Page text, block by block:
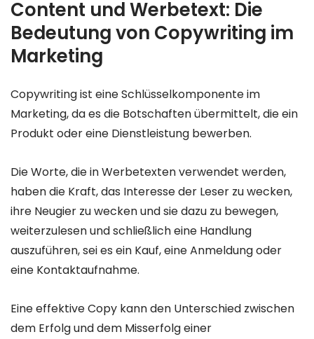
Content und Werbetext: Die
Bedeutung von Copywriting im
Marketing
Copywriting ist eine Schlüsselkomponente im
Marketing, da es die Botschaften übermittelt, die ein
Produkt oder eine Dienstleistung bewerben.
Die Worte, die in Werbetexten verwendet werden,
haben die Kraft, das Interesse der Leser zu wecken,
ihre Neugier zu wecken und sie dazu zu bewegen,
weiterzulesen und schließlich eine Handlung
auszuführen, sei es ein Kauf, eine Anmeldung oder
eine Kontaktaufnahme.
Eine effektive Copy kann den Unterschied zwischen
dem Erfolg und dem Misserfolg einer